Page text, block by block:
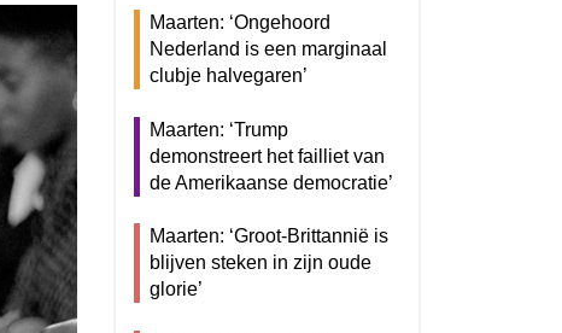
Maarten: ‘Ongehoord
Nederland is een marginaal
clubje halvegaren’
Maarten: ‘Trump
demonstreert het failliet van
de Amerikaanse democratie’
Maarten: ‘Groot-Brittannië is
blijven steken in zijn oude
glorie’